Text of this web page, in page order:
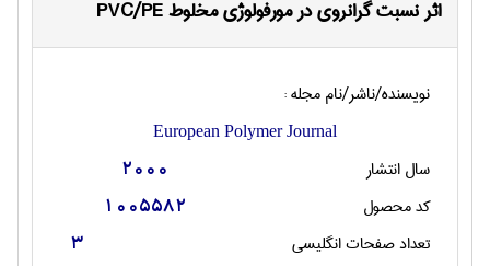
اثر نسبت گرانروی در مورفولوژی مخلوط PVC/PE
نویسنده/ناشر/نام مجله :
European Polymer Journal
سال انتشار 2000
کد محصول 1005582
تعداد صفحات انگليسی 3